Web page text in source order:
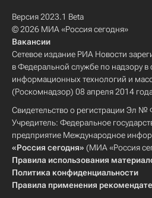
Версия 2023.1 Beta
© 2026 МИА «Россия сегодня»
Вакансии
Сетевое издание РИА Новости
в Федеральной службе по надзору в
информационных технологий и
(Роскомнадзор) 08 апреля 2014
Свидетельство о регистрации Эл
Учредитель: Федеральное
предприятие Международное
«Россия сегодня» (МИА «Россия
Правила использования
Политика конфиденциальности
Правила применения